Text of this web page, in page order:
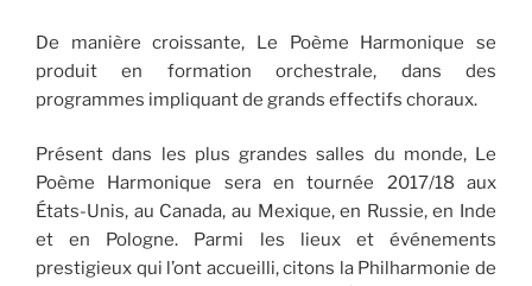
De manière croissante, Le Poème Harmonique se
produit en formation orchestrale, dans des
programmes impliquant de grands effectifs choraux.
Présent dans les plus grandes salles du monde, Le
Poème Harmonique sera en tournée 2017/18 aux
États-Unis, au Canada, au Mexique, en Russie, en Inde
et en Pologne. Parmi les lieux et événements
prestigieux qui l’ont accueilli, citons la Philharmonie de